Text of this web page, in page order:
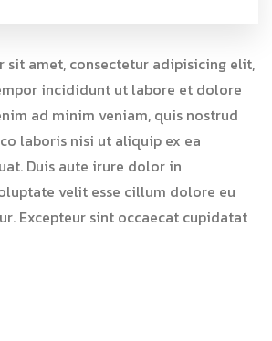
sit amet, consectetur adipisicing elit,
incididunt ut labore et dolore
ad minim veniam, quis nostrud
laboris nisi ut aliquip ex ea
Duis aute irure dolor in
velit esse cillum dolore eu
Excepteur sint occaecat cupidatat